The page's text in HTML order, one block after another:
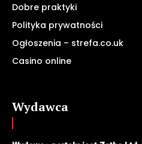
Dobre praktyki
Polityka prywatności
Ogłoszenia – strefa.co.uk
Casino online
Wydawca